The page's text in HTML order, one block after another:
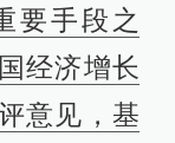
要手段之
经济增长
意见，基